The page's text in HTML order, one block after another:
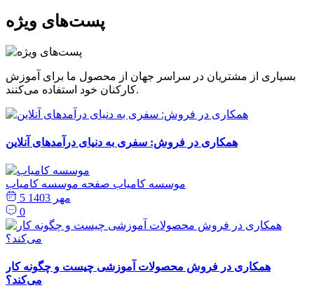
پست‌های ویژه
بسیاری از مشتریان در سراسر جهان از محصول ما برای آموزش
کارکنان خود استفاده می‌کنند.
همکاری در فروش: سفری به دنیای درآمدهای آنلاین
موسسه کامیاب صفحه موسسه کامیاب
5 مهر 1403
0
همکاری در فروش محصولات آموزشی چیست و چگونه کار
می‌کند؟